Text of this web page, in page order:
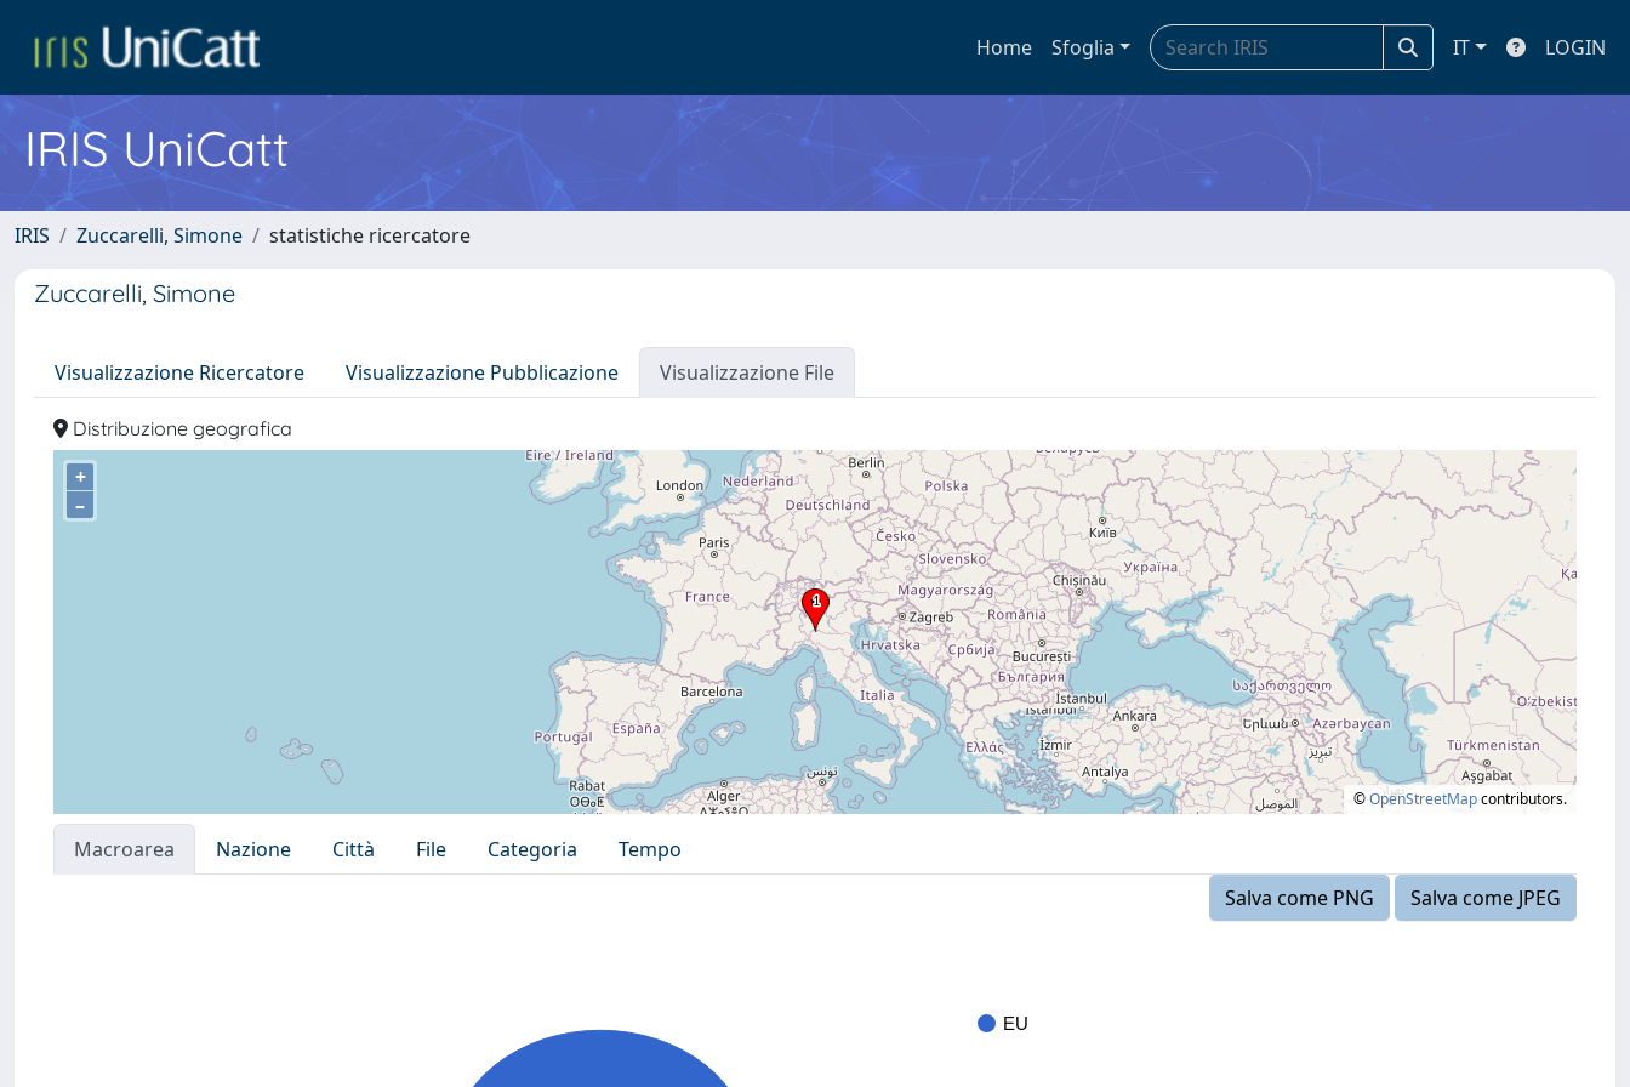
Home Sfoglia IT LOGIN
IRIS UniCatt
IRIS Zuccarelli, Simone statistiche ricercatore
Zuccarelli, Simone
Visualizzazione Ricercatore Visualizzazione Pubblicazione Visualizzazione File
Distribuzione geografica
+
–
©OpenStreetMapcontributors.
Macroarea Nazione Città File Categoria
Tempo
Salva come PNG
Salva come JPEG
EU